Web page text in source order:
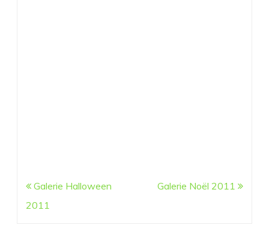
Navigation
de
Galerie Halloween
2011
Galerie Noël 2011